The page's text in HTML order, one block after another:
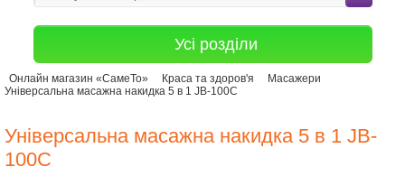
Усі розділи
Онлайн магазин «СамеТо» Краса та здоров'я
Масажери
Універсальна масажна накидка 5 в 1 JB-100C
Універсальна масажна накидка 5 в 1 JB-
100C